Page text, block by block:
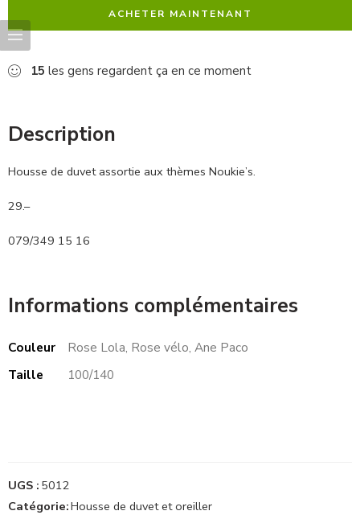
ACHETER MAINTENANT
15 les gens regardent ça en ce moment
Description
Housse de duvet assortie aux thèmes Noukie’s.
29.–
079/349 15 16
Informations complémentaires
Couleur
Rose Lola, Rose vélo, Ane Paco
Taille
100/140
UGS : 5012
Catégorie:Housse de duvet et oreiller